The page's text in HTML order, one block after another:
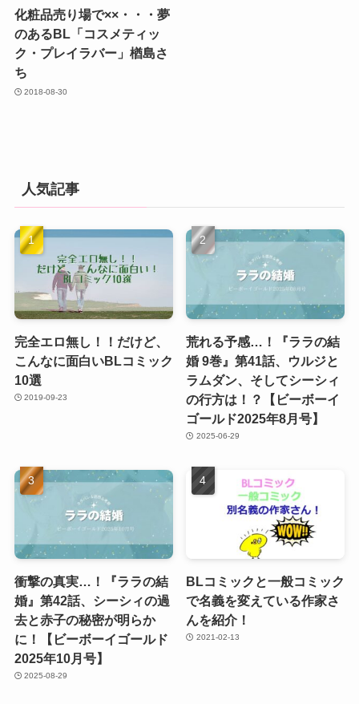
化粧品売り場で××・・・夢
のあるBL「コスメティッ
ク・プレイラバー」楢島さ
ち
2018-08-30
人気記事
完全エロ無し！！だけど、
こんなに面白いBLコミック
10選
2019-09-23
荒れる予感…！『ララの結
婚 9巻』第41話、ウルジと
ラムダン、そしてシーシィ
の行方は！？【ビーボーイ
ゴールド2025年8月号】
2025-06-29
衝撃の真実…！『ララの結
婚』第42話、シーシィの過
去と赤子の秘密が明らか
に！【ビーボーイゴールド
2025年10月号】
2025-08-29
BLコミックと一般コミック
で名義を変えている作家さ
んを紹介！
2021-02-13